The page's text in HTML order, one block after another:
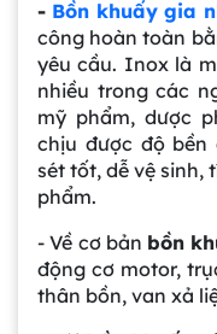
- Bồn khuấy gia
công hoàn toàn
yêu cầu. Inox là
nhiều trong các
mỹ phẩm, dược
chịu được độ bền
sét tốt, dễ vệ sinh,
phẩm.
- Về cơ bản bồn
động cơ motor,
thân bồn, van xả